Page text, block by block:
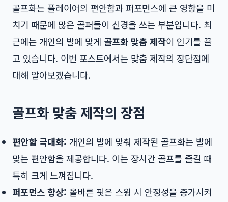
골프화는 플레이어의 편안함과 퍼포먼스에 큰 영향을 미
치기 때문에 많은 골퍼들이 신경을 쓰는 부분입니다. 최
근에는 개인의 발에 맞게 골프화 맞춤 제작이 인기를 끌
고 있습니다. 이번 포스트에서는 맞춤 제작의 장단점에
대해 알아보겠습니다.
골프화 맞춤 제작의 장점
편안함 극대화: 개인의 발에 맞춰 제작된 골프화는 발에
맞는 편안함을 제공합니다. 이는 장시간 골프를 즐길 때
특히 크게 느껴집니다.
퍼포먼스 향상: 올바른 핏은 스윙 시 안정성을 증가시켜